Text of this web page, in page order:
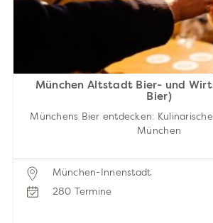
München Altstadt Bier- und
Bier)
Münchens Bier entdecken:
München
München-Innenstadt
280 Termine